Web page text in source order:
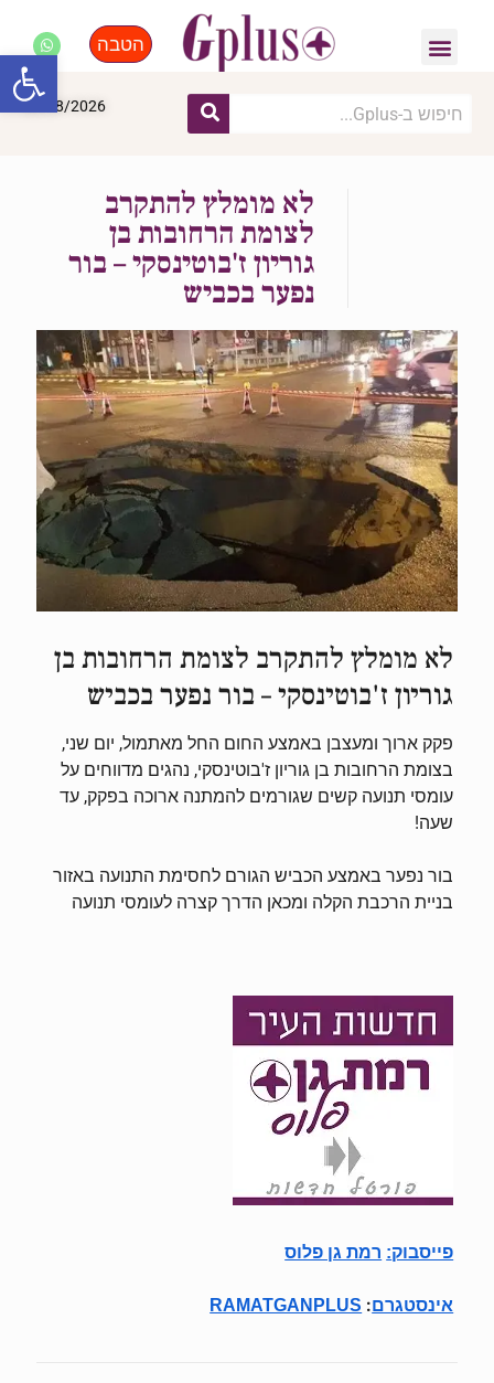
הטבה
08/08/2026
לא מומלץ להתקרב
לצומת הרחובות בן
גוריון ז'בוטינסקי – בור
נפער בכביש
לא מומלץ להתקרב לצומת הרחובות בן
גוריון ז'בוטינסקי – בור נפער בכביש
פקק ארוך ומעצבן באמצע החום החל מאתמול, יום שני,
בצומת הרחובות בן גוריון ז'בוטינסקי, נהגים מדווחים על
עומסי תנועה קשים שגורמים להמתנה ארוכה בפקק, עד
שעה!
בור נפער באמצע הכביש הגורם לחסימת התנועה באזור
בניית הרכבת הקלה ומכאן הדרך קצרה לעומסי תנועה
פייסבוק: רמת גן פלוס
אינסטגרם:
RAMATGANPLUS
פתח